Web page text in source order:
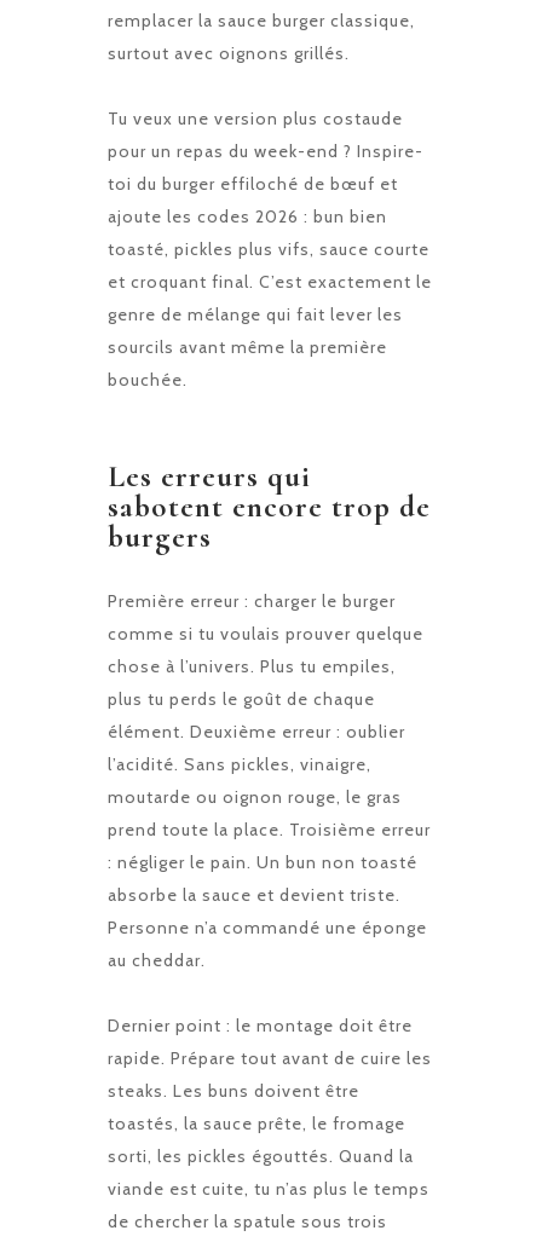
remplacer la sauce burger classique,
surtout avec oignons grillés.
Tu veux une version plus costaude
pour un repas du week-end ? Inspire-
toi du burger effiloché de bœuf et
ajoute les codes 2026 : bun bien
toasté, pickles plus vifs, sauce courte
et croquant final. C’est exactement le
genre de mélange qui fait lever les
sourcils avant même la première
bouchée.
Les erreurs qui
sabotent encore trop de
burgers
Première erreur : charger le burger
comme si tu voulais prouver quelque
chose à l’univers. Plus tu empiles,
plus tu perds le goût de chaque
élément. Deuxième erreur : oublier
l’acidité. Sans pickles, vinaigre,
moutarde ou oignon rouge, le gras
prend toute la place. Troisième erreur
: négliger le pain. Un bun non toasté
absorbe la sauce et devient triste.
Personne n’a commandé une éponge
au cheddar.
Dernier point : le montage doit être
rapide. Prépare tout avant de cuire les
steaks. Les buns doivent être
toastés, la sauce prête, le fromage
sorti, les pickles égouttés. Quand la
viande est cuite, tu n’as plus le temps
de chercher la spatule sous trois